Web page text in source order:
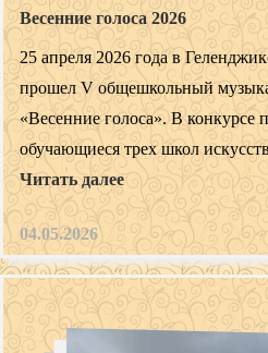
Весенние голоса 2026
25 апреля 2026 года в
прошел V общешкольный
«Весенние голоса». В конкурсе
обучающиеся трех школ
Читать далее
04.05.2026